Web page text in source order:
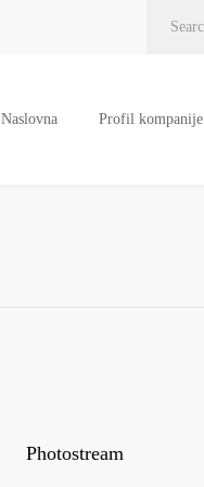
Naslovna Profil kompanije
Photostream